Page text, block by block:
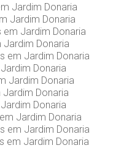
Jardim Donaria
Jardim Donaria
Jardim Donaria
Jardim Donaria
em Jardim Donaria
Donaria
Jardim Donaria
Donaria
Donaria
Jardim Donaria
em Jardim Donaria
em Jardim Donaria